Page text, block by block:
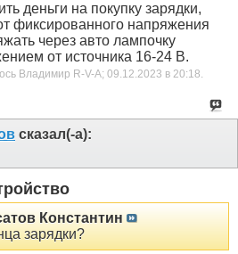
деньги на покупку зарядки,
фиксированного напряжения
через авто лампочку
от источника 16-24 В.
Владимир R-V-A; 09.12.2023 в 20:18.
сказал(-а):
Константин
зарядки?